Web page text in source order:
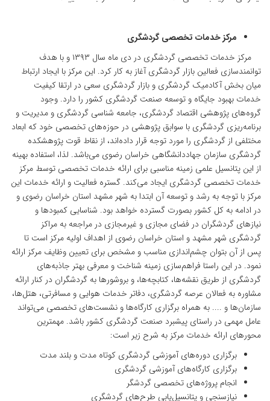
مرکز خدمات تخصصی گردشگری
مرکز خدمات تخصصی گردشگری در دی ماه سال ۱۳۹۳ و با هدف
توانمندسازی فعالین بازار گردشگری آغاز به کار کرد. این مرکز با ایجاد ارتباط
میان بخش آکادمیک گردشگری و بازار گردشگری سعی در ارتقا کیفیت
خدمات بهبود جایگاه و توسعه صنعت گردشگری کشور را دارد. وجود
گروه‌های پژوهشی اقتصاد گردشگری، جامعه شناسی گردشگری و مدیریت و
برنامه‌ریزی گردشگری با سوابق پژوهشی در حوزه‌های تخصصی خود که ابعاد
مختلفی از گردشگری را مورد توجه قرار داده‌اند، از نقاط قوت پژوهشکده
گردشگری سازمان جهاددانشگاهی خراسان رضوی می‌باشد. لذا، استفاده بهینه
از این پتانسیل علمی زمینه مناسبی برای ارائه خدمات تخصصی توسط مرکز
خدمات تخصصی گردشگری ایجاد می‌کند. گستره فعالیت و ارائه خدمات این
مرکز با توجه به رشد و توسعه آن ابتدا به شهر مشهد استان خراسان رضوی و
در ادامه به کل کشور بصورت گسترده خواهد بود. شناسایی کمبودها و
نیازهای گردشگران در فضای مجازی و غیرمجازی در مراجعه به مراکز
گردشگری شهر مشهد و استان خراسان رضوی از اهداف اولیه مرکز است تا
پس از آن بتوان چشم‌اندازی مناسب و مشخص برای تعیین وظایف مرکز ارائه
نمود. در این راستا فراهم‌سازی زمینه شناخت و معرفی بهتر جاذبه‌های
گردشگری از طریق نقشه‌ها، کتابچه‌ها، و بروشورها به گردشگران در کنار ارائه
مشاوره به فعالان عرصه گردشگری، دفاتر خدمات هوایی و مسافرتی، هتل‌ها،
سازمان‌ها و .... به همراه برگزاری کارگاه‌ها و نشست‌های تخصصی می‌تواند
عامل مهمی در راستای پیشبرد صنعت گردشگری کشور باشد. مهمترین
محورهای ارائه خدمات مرکز به شرح زیر است:
برگزاری دوره‌های آموزشی گردشگری کوتاه مدت و بلند مدت
برگزاری کارگاه‌های آموزشی گردشگری
انجام پروژه‌های تخصصی گردشگر
نیازسنجی و پتانسیل‌یابی طرح‌های گردشگری